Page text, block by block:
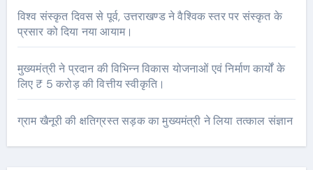
विश्व संस्कृत दिवस से पूर्व, उत्तराखण्ड ने वैश्विक स्तर पर संस्कृत के
प्रसार को दिया नया आयाम।
मुख्यमंत्री ने प्रदान की विभिन्न विकास योजनाओं एवं निर्माण कार्यों के
लिए ₹ 5 करोड़ की वित्तीय स्वीकृति।
ग्राम खैनूरी की क्षतिग्रस्त सड़क का मुख्यमंत्री ने लिया तत्काल संज्ञान